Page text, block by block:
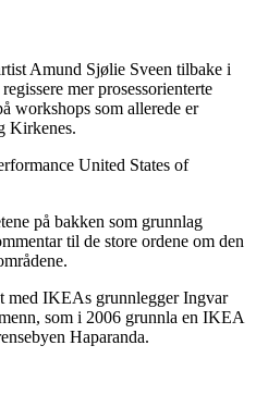
Amund Sjølie Sveen tilbake i
mer prosessorienterte
workshops som allerede er
Kirkenes.
United States of
på bakken som grunnlag
til de store ordene om den
med IKEAs grunnlegger Ingvar
som i 2006 grunnla en IKEA
Haparanda.